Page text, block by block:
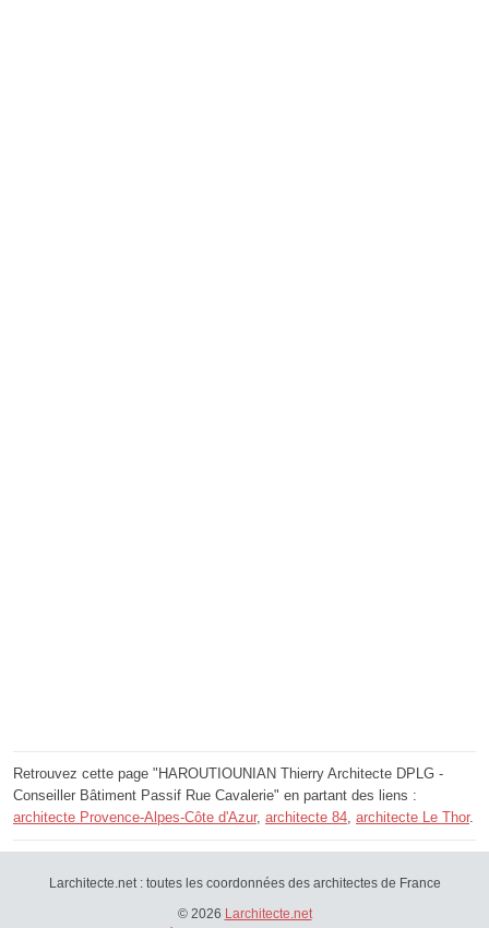
Retrouvez cette page "HAROUTIOUNIAN Thierry Architecte DPLG -
Conseiller Bâtiment Passif Rue Cavalerie" en partant des liens :
architecte Provence-Alpes-Côte d'Azur, architecte 84, architecte Le Thor.
Larchitecte.net : toutes les coordonnées des architectes de France
© 2026 Larchitecte.net